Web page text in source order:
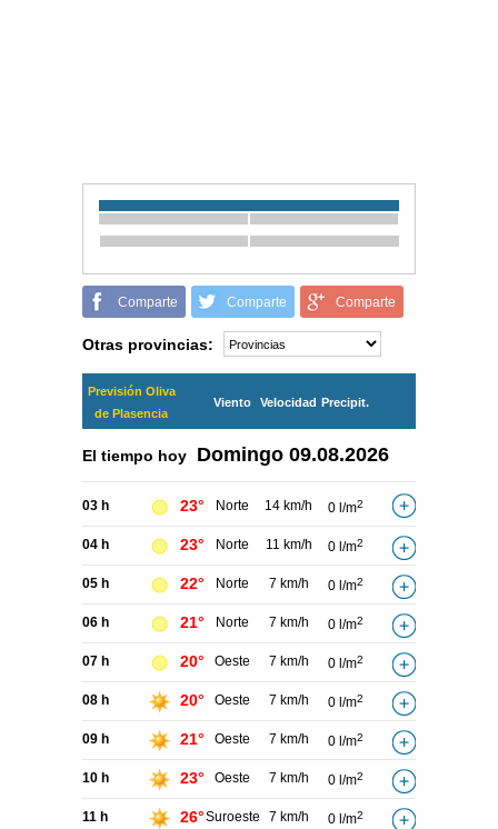
Comparte Comparte Comparte
Otras provincias:
Previsión Oliva
de Plasencia
Viento Velocidad Precipit.
El tiempo hoy Domingo 09.08.2026
03 h 23° Norte 14 km/h 0 l/m2
04 h 23° Norte 11 km/h 0 l/m2
05 h 22° Norte 7 km/h 0 l/m2
06 h 21° Norte 7 km/h 0 l/m2
07 h 20° Oeste 7 km/h 0 l/m2
08 h 20° Oeste 7 km/h 0 l/m2
09 h 21° Oeste 7 km/h 0 l/m2
10 h 23° Oeste 7 km/h 0 l/m2
11 h 26°Suroeste 7 km/h 0 l/m2